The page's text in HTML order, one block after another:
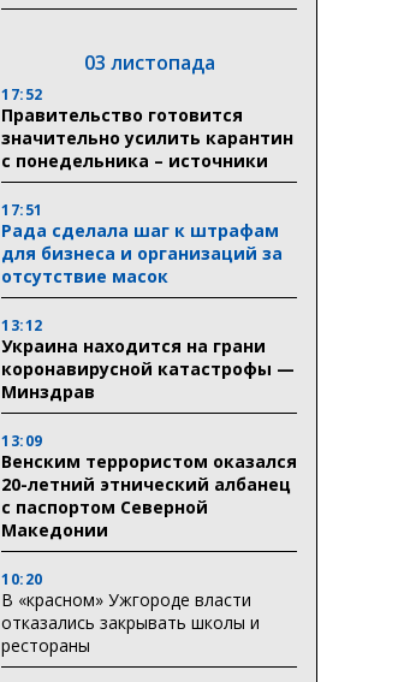
03 листопада
17:52
Правительство готовится
значительно усилить карантин
с понедельника – источники
17:51
Рада сделала шаг к штрафам
для бизнеса и организаций за
отсутствие масок
13:12
Украина находится на грани
коронавирусной катастрофы —
Минздрав
13:09
Венским террористом оказался
20-летний этнический албанец
с паспортом Северной
Македонии
10:20
В «красном» Ужгороде власти
отказались закрывать школы и
рестораны